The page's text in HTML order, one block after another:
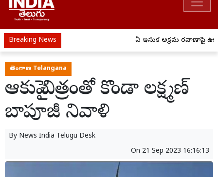
Breaking News ఏపీ ఇసుక అక్రమ రవాణాపై
తెలంగాణ Telangana
ఆకుపై చిత్రంతో కొండా లక్ష్మణ్
బాపూజీ నివాళి
By News India Telugu Desk
On 21 Sep 2023 16:16:13